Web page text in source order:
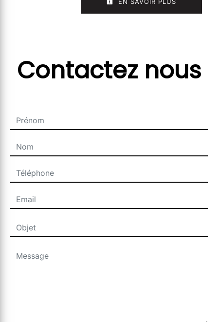
Contactez nous